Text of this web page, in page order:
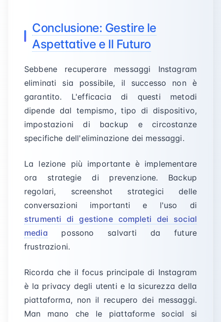
Conclusione: Gestire le
Aspettative e Il Futuro
Sebbene recuperare messaggi Instagram
eliminati sia possibile, il successo non è
garantito. L'efficacia di questi metodi
dipende dal tempismo, tipo di dispositivo,
impostazioni di backup e circostanze
specifiche dell'eliminazione dei messaggi.
La lezione più importante è implementare
ora strategie di prevenzione. Backup
regolari, screenshot strategici delle
conversazioni importanti e l'uso di
strumenti di gestione completi dei social
media possono salvarti da future
frustrazioni.
Ricorda che il focus principale di Instagram
è la privacy degli utenti e la sicurezza della
piattaforma, non il recupero dei messaggi.
Man mano che le piattaforme social si